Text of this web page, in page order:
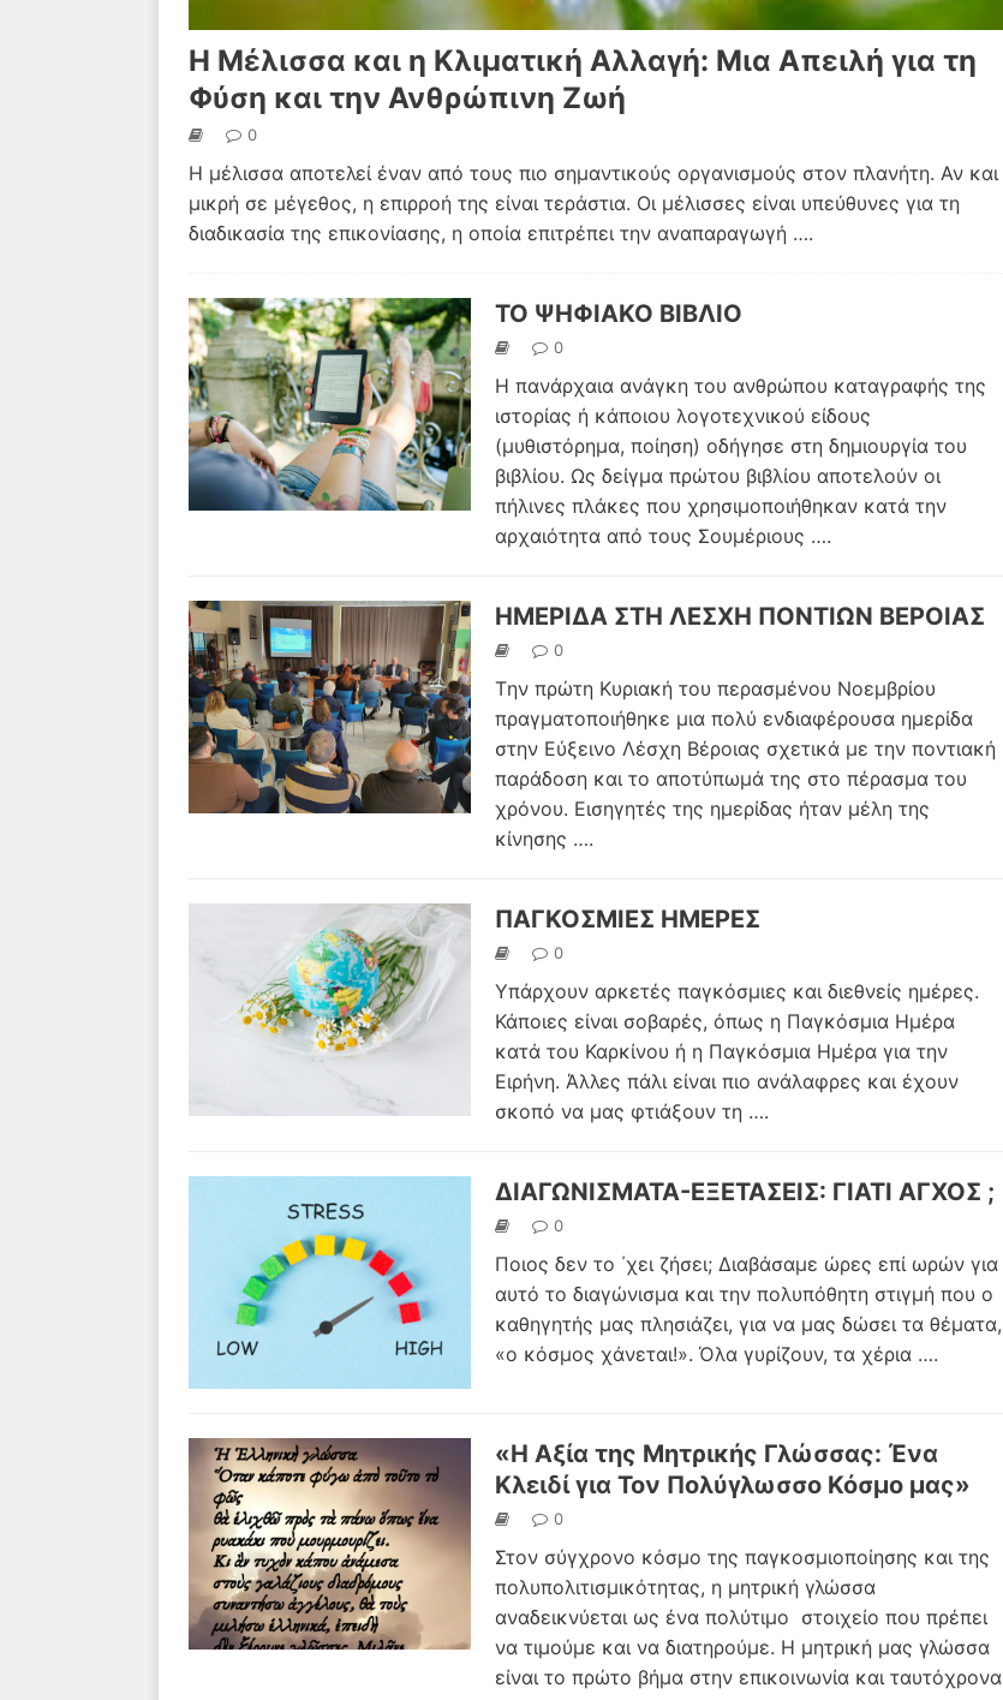
Η Μέλισσα και η Κλιματική Αλλαγή: Μια Απειλή για τη
Φύση και την Ανθρώπινη Ζωή
0
Η μέλισσα αποτελεί έναν από τους πιο σημαντικούς οργανισμούς στον πλανήτη. Αν και
μικρή σε μέγεθος, η επιρροή της είναι τεράστια. Οι μέλισσες είναι υπεύθυνες για τη
διαδικασία της επικονίασης, η οποία επιτρέπει την αναπαραγωγή ….
ΤΟ ΨΗΦΙΑΚΟ ΒΙΒΛΙΟ
0
Η πανάρχαια ανάγκη του ανθρώπου καταγραφής της
ιστορίας ή κάποιου λογοτεχνικού είδους
(μυθιστόρημα, ποίηση) οδήγησε στη δημιουργία του
βιβλίου. Ως δείγμα πρώτου βιβλίου αποτελούν οι
πήλινες πλάκες που χρησιμοποιήθηκαν κατά την
αρχαιότητα από τους Σουμέριους ….
ΗΜΕΡΙΔΑ ΣΤΗ ΛΕΣΧΗ ΠΟΝΤΙΩΝ ΒΕΡΟΙΑΣ
0
Tην πρώτη Κυριακή του περασμένου Νοεμβρίου
πραγματοποιήθηκε μια πολύ ενδιαφέρουσα ημερίδα
στην Εύξεινο Λέσχη Βέροιας σχετικά με την ποντιακή
παράδοση και το αποτύπωμά της στο πέρασμα του
χρόνου. Εισηγητές της ημερίδας ήταν μέλη της
κίνησης ….
ΠΑΓΚΟΣΜΙΕΣ ΗΜΕΡΕΣ
0
Υπάρχουν αρκετές παγκόσμιες και διεθνείς ημέρες.
Κάποιες είναι σοβαρές, όπως η Παγκόσμια Ημέρα
κατά του Καρκίνου ή η Παγκόσμια Ημέρα για την
Ειρήνη. Άλλες πάλι είναι πιο ανάλαφρες και έχουν
σκοπό να μας φτιάξουν τη ….
ΔΙΑΓΩΝΙΣΜΑΤΑ-ΕΞΕΤΑΣΕΙΣ: ΓΙΑΤΙ ΑΓΧΟΣ ;
0
Ποιος δεν το ΄χει ζήσει; Διαβάσαμε ώρες επί ωρών για
αυτό το διαγώνισμα και την πολυπόθητη στιγμή που ο
καθηγητής μας πλησιάζει, για να μας δώσει τα θέματα,
«ο κόσμος χάνεται!». Όλα γυρίζουν, τα χέρια ….
«Η Αξία της Μητρικής Γλώσσας: Ένα
Κλειδί για Τον Πολύγλωσσο Κόσμο μας»
0
Στον σύγχρονο κόσμο της παγκοσμιοποίησης και της
πολυπολιτισμικότητας, η μητρική γλώσσα
αναδεικνύεται ως ένα πολύτιμο στοιχείο που πρέπει
να τιμούμε και να διατηρούμε. Η μητρική μας γλώσσα
είναι το πρώτο βήμα στην επικοινωνία και ταυτόχρονα